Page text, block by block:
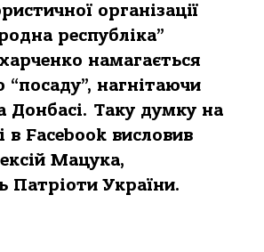
організації
республіка”
намагається
“посаду”, нагнітаючи
Донбасі. Таку думку на
в Facebook висловив
Мацука,
Патріоти України.